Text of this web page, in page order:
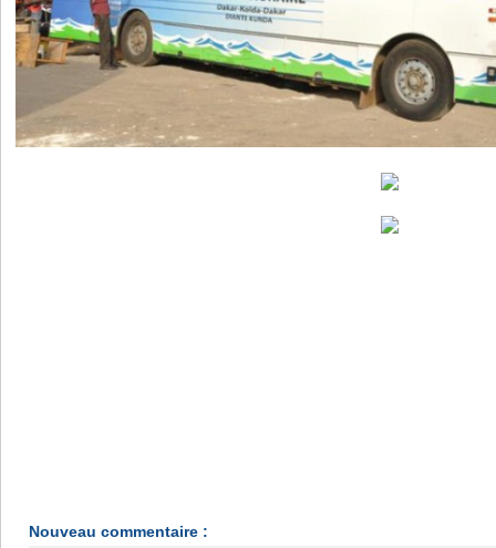
Nouveau commentaire :